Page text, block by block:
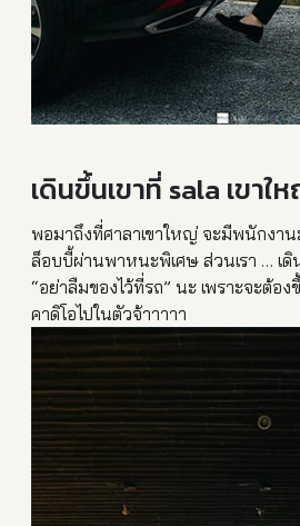
เดินขึ้นเขาที่ sala เขาใ
พอมาถึงที่ศาลาเขาใหญ่ จะมีพนักงา
ล็อบบี้ผ่านพาหนะพิเศษ ส่วนเรา … เ
“อย่าลืมของไว้ที่รถ” นะ เพราะจะต้อ
คาดิโอไปในตัวจ้าาาาา